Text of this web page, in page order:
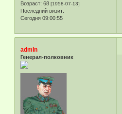
Возраст: 68 [1958-07-13]
Последний визит:
Сегодня 09:00:55
admin
Генерал-полковник